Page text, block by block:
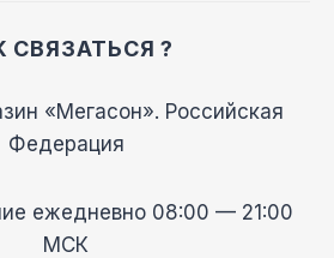
СВЯЗАТЬСЯ ?
«Мегасон». Российская
Федерация
ежедневно 08:00 — 21:00
МСК